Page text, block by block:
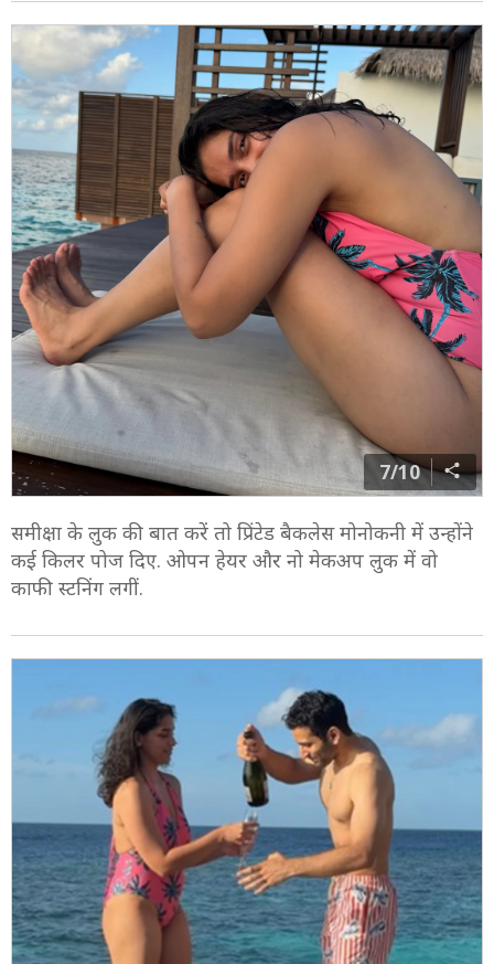
एक तस्वीर में आयुष्मान अपनी लेडी लव को गोद में लेकर झूमते
हुए दिखाई दिए. दोनों का प्यार और बॉन्ड काफी खूबसूरत है.
समीक्षा के लुक की बात करें तो प्रिंटेड बैकलेस मोनोकनी में उन्होंने
कई किलर पोज दिए. ओपन हेयर और नो मेकअप लुक में वो
काफी स्टनिंग लगीं.